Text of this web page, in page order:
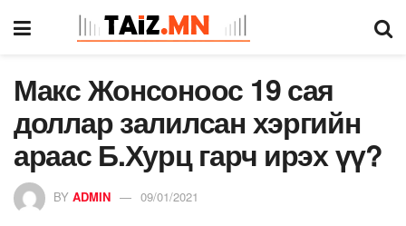
Макс Жонсоноос 19 сая
доллар залилсан хэргийн
араас Б.Хурц гарч ирэх үү?
BY ADMIN 09/01/2021